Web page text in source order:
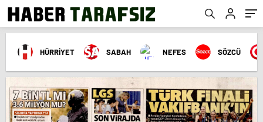
HÜRRİYET SABAH NEFES SÖZCÜ